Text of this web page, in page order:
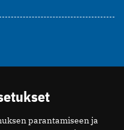
parantamiseen ja